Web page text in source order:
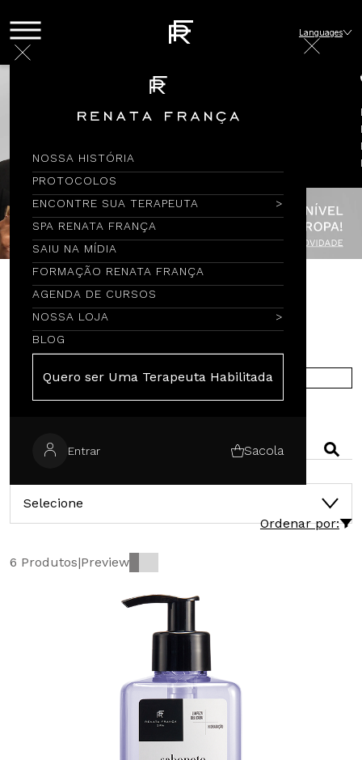
NOSSA HISTÓRIA
PROTOCOLOS
ENCONTRE SUA TERAPEUTA
SPA RENATA FRANÇA
SAIU NA MÍDIA
FORMAÇÃO RENATA FRANÇA
AGENDA DE CURSOS
NOSSA LOJA
BLOG
Quero ser Uma Terapeuta Habilitada
Entrar Sacola
Languages
Encontre por Nome
COMPRE NA EUROPA
Selecione
Ordenar por:
6 Produtos|Preview